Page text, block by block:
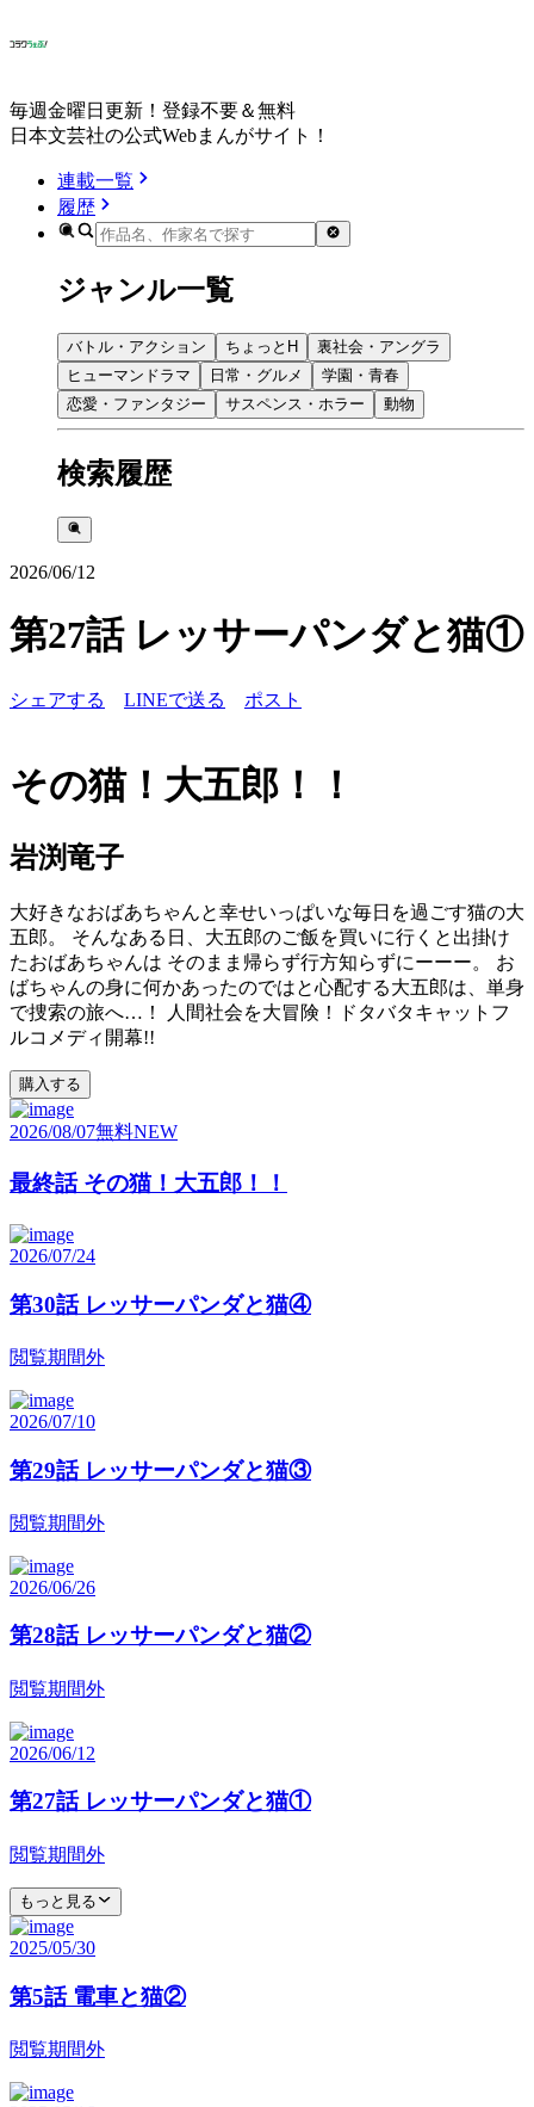
毎週金曜日更新！登録不要＆無料
日本文芸社の公式Webまんがサイト！
連載一覧
履歴
ジャンル一覧
バトル・アクション ちょっとH
裏社会・アングラ
ヒューマンドラマ
日常・グルメ
学園・青春
恋愛・ファンタジー
サスペンス・ホラー 動物
検索履歴
2026/06/12
第27話 レッサーパンダと猫①
シェアする LINEで送る ポスト
その猫！大五郎！！
岩渕竜子
大好きなおばあちゃんと幸せいっぱいな毎日を過ごす猫の大
五郎。 そんなある日、大五郎のご飯を買いに行くと出掛け
たおばあちゃんは そのまま帰らず行方知らずにーーー。 お
ばちゃんの身に何かあったのではと心配する大五郎は、単身
で捜索の旅へ…！ 人間社会を大冒険！ドタバタキャットフ
ルコメディ開幕!!
購入する
2026/08/07無料NEW
最終話 その猫！大五郎！！
2026/07/24
第30話 レッサーパンダと猫④
閲覧期間外
2026/07/10
第29話 レッサーパンダと猫③
閲覧期間外
2026/06/26
第28話 レッサーパンダと猫②
閲覧期間外
2026/06/12
第27話 レッサーパンダと猫①
閲覧期間外
もっと見る
2025/05/30
第5話 電車と猫②
閲覧期間外